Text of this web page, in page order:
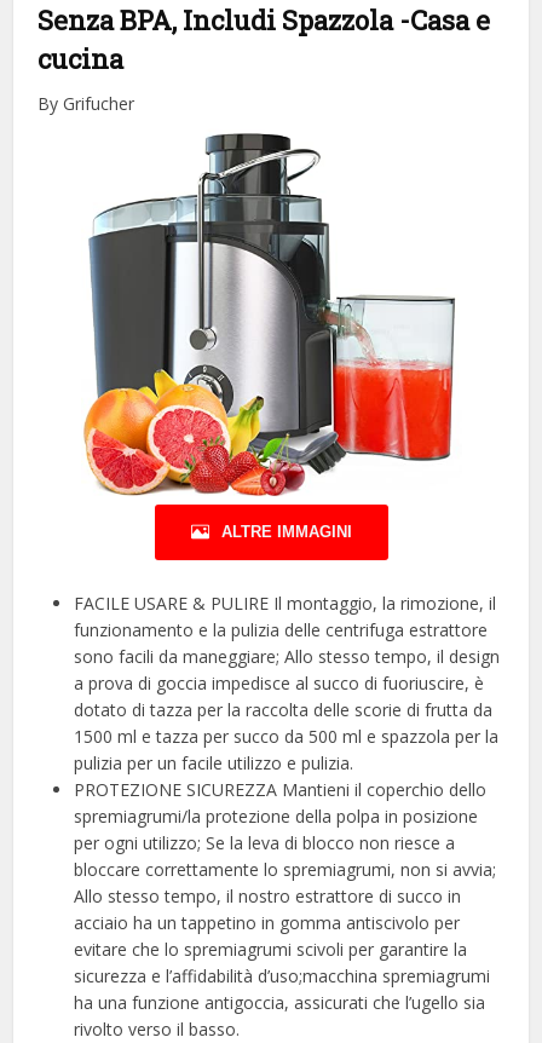
Senza BPA, Includi Spazzola -Casa e
cucina
By Grifucher
ALTRE IMMAGINI
FACILE USARE & PULIRE Il montaggio, la rimozione, il
funzionamento e la pulizia delle centrifuga estrattore
sono facili da maneggiare; Allo stesso tempo, il design
a prova di goccia impedisce al succo di fuoriuscire, è
dotato di tazza per la raccolta delle scorie di frutta da
1500 ml e tazza per succo da 500 ml e spazzola per la
pulizia per un facile utilizzo e pulizia.
PROTEZIONE SICUREZZA Mantieni il coperchio dello
spremiagrumi/la protezione della polpa in posizione
per ogni utilizzo; Se la leva di blocco non riesce a
bloccare correttamente lo spremiagrumi, non si avvia;
Allo stesso tempo, il nostro estrattore di succo in
acciaio ha un tappetino in gomma antiscivolo per
evitare che lo spremiagrumi scivoli per garantire la
sicurezza e l’affidabilità d’uso;macchina spremiagrumi
ha una funzione antigoccia, assicurati che l’ugello sia
rivolto verso il basso.